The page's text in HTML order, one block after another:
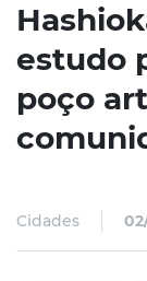
estudo
poço
Cidades